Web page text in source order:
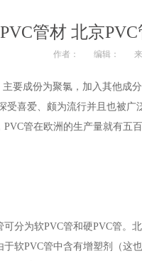
管材 北京
作者： 编辑：
要成份为聚氯，加入其他成
受喜爱、颇为流行并且也被
管在欧洲的生产量就有
分为软PVC管和硬PVC管。
软PVC管中含有增塑剂（这